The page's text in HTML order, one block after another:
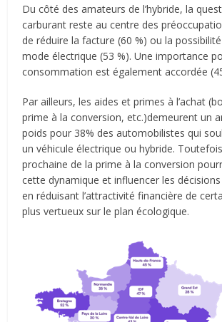
Du côté des amateurs de l’hybride, la
carburant reste au centre des
de réduire la facture (60 %) ou la
mode électrique (53 %). Une importance
consommation est également accordée
Par ailleurs, les aides et primes à l’achat
prime à la conversion, etc.)demeurent un
poids pour 38% des automobilistes qui
un véhicule électrique ou hybride.
prochaine de la prime à la conversion
cette dynamique et influencer les
en réduisant l’attractivité financière de
plus vertueux sur le plan écologique.